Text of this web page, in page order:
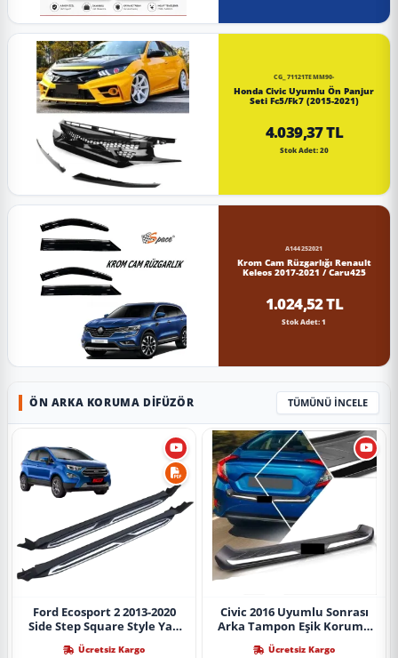
CG_71121TEMM90-
Honda Civic Uyumlu Ön Panjur
Seti Fc5/Fk7 (2015-2021)
4.039,37 TL
Stok Adet: 20
A144252021
Krom Cam Rüzgarlığı Renault
Keleos 2017-2021 / Caru425
1.024,52 TL
Stok Adet: 1
ÖN ARKA KORUMA DIFÜZÖR TÜMÜNÜ İNCELE
Ford Ecosport 2 2013-2020
Side Step Square Style Yan
Ücretsiz Kargo
Civic 2016 Uyumlu Sonrası
Arka Tampon Eşik Koruma
Ücretsiz Kargo